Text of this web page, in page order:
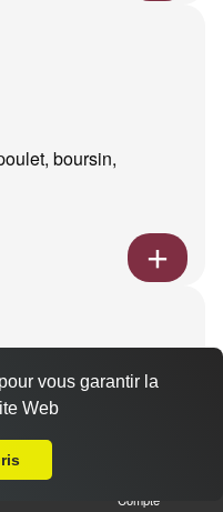
boursin,
fumé
Compte
vous garantir la
Web